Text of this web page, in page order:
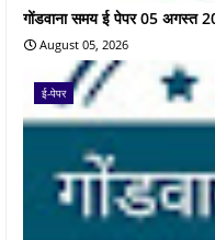
गोंडवाना समय ई पेपर 05 अगस्त
August 05, 2026
ई-पेपर